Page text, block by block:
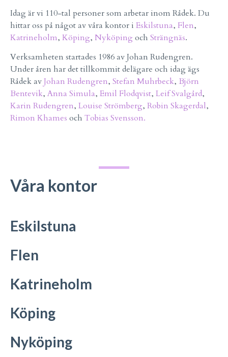
Idag är vi 110-tal personer som arbetar inom Rådek. Du
hittar oss på något av våra kontor i Eskilstuna, Flen,
Katrineholm, Köping, Nyköpingoch Strängnäs.
Verksamheten startades 1986 av Johan Rudengren.
Under åren har det tillkommit delägare och idag ägs
Rådek avJohan Rudengren, Stefan Muhrbeck, Björn
Bentevik, Anna Simula, Emil Flodqvist, Leif Svalgård,
Karin Rudengren, Louise Strömberg, Robin Skagerdal,
Rimon Khames och Tobias Svensson.
Våra kontor
Eskilstuna
Flen
Katrineholm
Köping
Nyköping